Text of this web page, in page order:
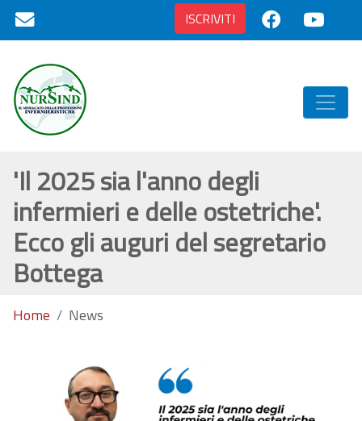
ISCRIVITI
'Il 2025 sia l'anno degli
infermieri e delle ostetriche'.
Ecco gli auguri del segretario
Bottega
Home News